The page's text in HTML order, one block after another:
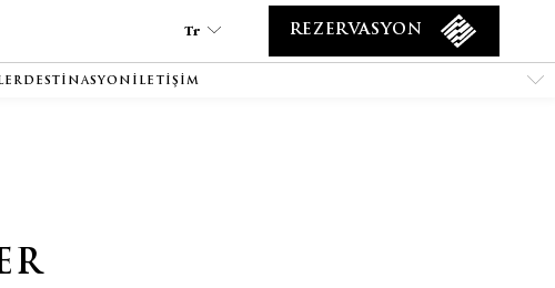
Tr REZERVASYON
DESTINASYON İLETIŞIM